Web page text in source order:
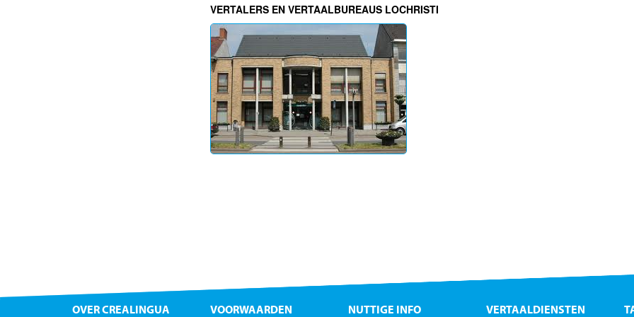
VERTALERS EN VERTAALBUREAUS LOCHRISTI
OVER CREALINGUA VOORWAARDEN NUTTIGE INFO VERTAALDIENSTEN